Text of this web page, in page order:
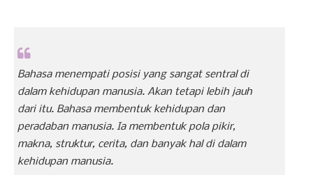
Bahasa menempati posisi yang sangat sentral di
dalam kehidupan manusia. Akan tetapi lebih jauh
dari itu. Bahasa membentuk kehidupan dan
peradaban manusia. Ia membentuk pola pikir,
makna, struktur, cerita, dan banyak hal di dalam
kehidupan manusia.